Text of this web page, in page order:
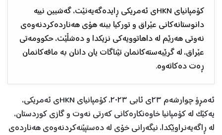
کۆمپانیای HKNی ئەمریکی ڕایدەگەیەنێت، گەشبین نییە
دانوستانەکانی عێراق و تورکیا ببنە هۆی هەناردەکردنەوەی
نەوتی هەرێم لە داهاتوویەکی نزیکدا و دەشڵێت، حکوومەتی
عێراق، لە گرێبەستەکانمان تێناگات یان دانان بە مافەکانمان
ڕەت دەکاتەوە.
ئەمڕۆ چوارشەم ٢٣ی ئابی ٢٠٢٣، کۆمپانیای HKNی ئەمریکی،
یەکێک لە کۆمپانیا خاوەنکارەکانی کەرتی نەوت و گازی کوردستان،
لە ڕاگەیەنراوێکدا، نیگەرانی خۆی لە دەستپێنەکردنەوەی هەناردەی